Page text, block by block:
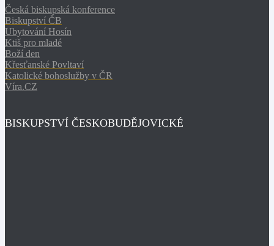
Česká biskupská konference
Biskupství ČB
Ubytování Hosín
Ktiš pro mladé
Boží den
Křesťanské Povltaví
Katolické bohoslužby v ČR
Víra.CZ
BISKUPSTVÍ ČESKOBUDĚJOVICKÉ